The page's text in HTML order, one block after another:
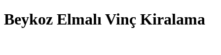
Beykoz Elmalı Vinç Kiralama